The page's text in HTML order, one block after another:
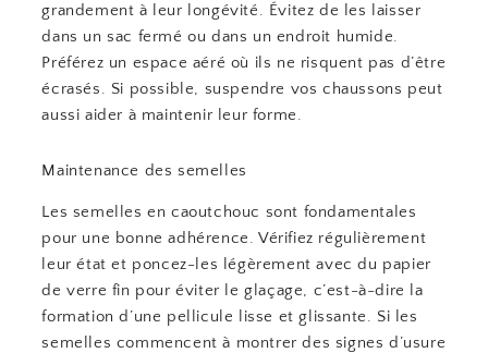
grandement à leur longévité. Évitez de les laisser
dans un sac fermé ou dans un endroit humide.
Préférez un espace aéré où ils ne risquent pas d’être
écrasés. Si possible, suspendre vos chaussons peut
aussi aider à maintenir leur forme.
Maintenance des semelles
Les semelles en caoutchouc sont fondamentales
pour une bonne adhérence. Vérifiez régulièrement
leur état et poncez-les légèrement avec du papier
de verre fin pour éviter le glaçage, c’est-à-dire la
formation d’une pellicule lisse et glissante. Si les
semelles commencent à montrer des signes d’usure